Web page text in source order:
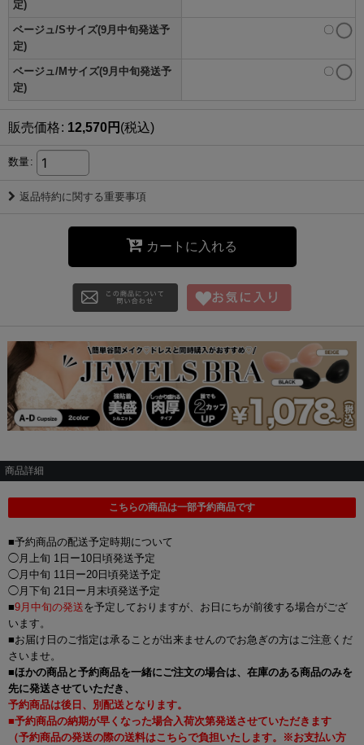
定)
ベージュ/Sサイズ(9月中旬発送予
定)
〇
ベージュ/Mサイズ(9月中旬発送予
定)
〇
販売価格: 12,570円 (税込)
数量:
返品特約に関する重要事項
カートに入れる
商品詳細
こちらの商品は一部予約商品です
■予約商品の配送予定時期について
◯月上旬 1日ー10日頃発送予定
◯月中旬 11日ー20日頃発送予定
◯月下旬 21日ー月末頃発送予定
■9月中旬の発送を予定しておりますが、お日にちが前後する場合がござ
います。
■お届け日のご指定は承ることが出来ませんのでお急ぎの方はご注意くだ
さいませ。
■ほかの商品と予約商品を一緒にご注文の場合は、在庫のある商品のみを
先に発送させていただき、
予約商品は後日、別配送となります。
■予約商品の納期が早くなった場合入荷次第発送させていただきます
（予約商品の発送の際の送料はこちらで負担いたします。※お支払い方